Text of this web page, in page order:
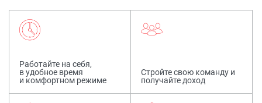
Работайте на себя,
в удобное время
и комфортном режиме
Стройте свою команду и
получайте доход